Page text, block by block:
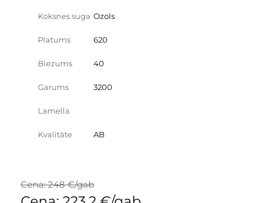
Koksnes suga Ozols
Platums 620
Biezums 40
Garums 3200
Lamella
Kvalitāte AB
Cena: 248 €/gab